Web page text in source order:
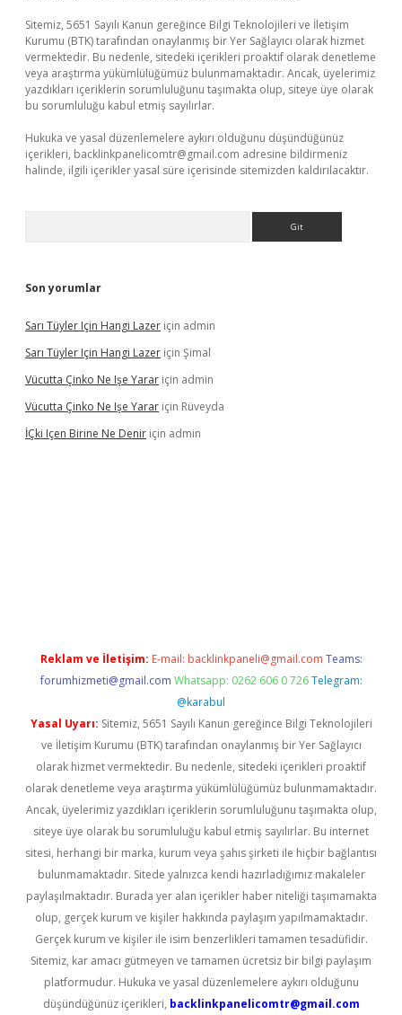
Sitemiz, 5651 Sayılı Kanun gereğince Bilgi Teknolojileri ve İletişim
Kurumu (BTK) tarafından onaylanmış bir Yer Sağlayıcı olarak hizmet
vermektedir. Bu nedenle, sitedeki içerikleri proaktif olarak denetleme
veya araştırma yükümlülüğümüz bulunmamaktadır. Ancak, üyelerimiz
yazdıkları içeriklerin sorumluluğunu taşımakta olup, siteye üye olarak
bu sorumluluğu kabul etmiş sayılırlar.
Hukuka ve yasal düzenlemelere aykırı olduğunu düşündüğünüz
içerikleri, backlinkpanelicomtr@gmail.com adresine bildirmeniz
halinde, ilgili içerikler yasal süre içerisinde sitemizden kaldırılacaktır.
Son yorumlar
Sarı Tüyler Için Hangi Lazer için admin
Sarı Tüyler Için Hangi Lazer için Şimal
Vücutta Çinko Ne Işe Yarar için admin
Vücutta Çinko Ne Işe Yarar için Rüveyda
İÇki Içen Birine Ne Denir için admin
Reklam ve İletişim: E-mail: backlinkpaneli@gmail.com Teams:
forumhizmeti@gmail.com Whatsapp: 0262 606 0 726 Telegram:
@karabul
Yasal Uyarı: Sitemiz, 5651 Sayılı Kanun gereğince Bilgi Teknolojileri
ve İletişim Kurumu (BTK) tarafından onaylanmış bir Yer Sağlayıcı
olarak hizmet vermektedir. Bu nedenle, sitedeki içerikleri proaktif
olarak denetleme veya araştırma yükümlülüğümüz bulunmamaktadır.
Ancak, üyelerimiz yazdıkları içeriklerin sorumluluğunu taşımakta olup,
siteye üye olarak bu sorumluluğu kabul etmiş sayılırlar. Bu internet
sitesi, herhangi bir marka, kurum veya şahıs şirketi ile hiçbir bağlantısı
bulunmamaktadır. Sitede yalnızca kendi hazırladığımız makaleler
paylaşılmaktadır. Burada yer alan içerikler haber niteliği taşımamakta
olup, gerçek kurum ve kişiler hakkında paylaşım yapılmamaktadır.
Gerçek kurum ve kişiler ile isim benzerlikleri tamamen tesadüfidir.
Sitemiz, kar amacı gütmeyen ve tamamen ücretsiz bir bilgi paylaşım
platformudur. Hukuka ve yasal düzenlemelere aykırı olduğunu
düşündüğünüz içerikleri, backlinkpanelicomtr@gmail.com